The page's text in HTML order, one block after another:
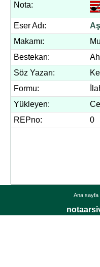
Nota:
Eser Adı:
Makamı:
Bestekarı:
Söz Yazarı:
Formu:
Yükleyen:
REPno:
0
Ana sayfa